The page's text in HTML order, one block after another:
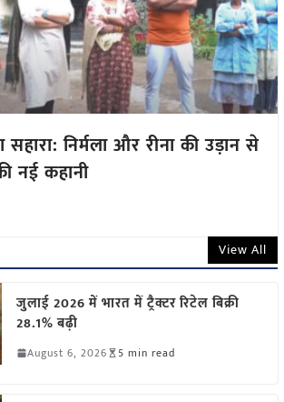
निर्मला और रीना की उड़ान से
नई कहानी
View All
जुलाई 2026 में भारत में ट्रैक्टर रिटेल बिक्री
28.1% बढ़ी
August 6, 2026 5 min read